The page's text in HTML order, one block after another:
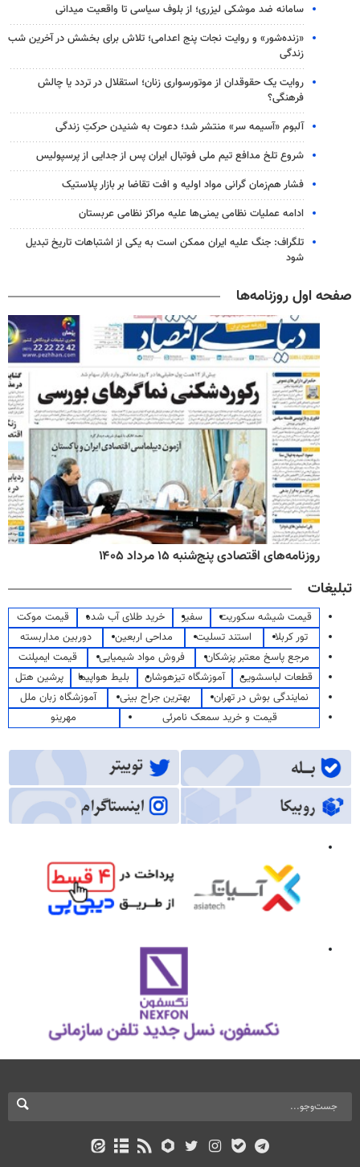
سامانه ضد موشکی لیزری؛ از بلوف سیاسی تا واقعیت میدانی
«زنده‌شور» و روایت نجات پنج اعدامی؛ تلاش برای بخشش در آخرین شب
زندگی
روایت یک حقوقدان از موتورسواری زنان؛ استقلال در تردد یا چالش
فرهنگی؟
آلبوم «آسیمه سر» منتشر شد؛ دعوت به شنیدن حرکتِ زندگی
شروع تلخ مدافع تیم ملی فوتبال ایران پس از جدایی از پرسپولیس
فشار هم‌زمان گرانی مواد اولیه و افت تقاضا بر بازار پلاستیک
ادامه عملیات نظامی یمنی‌ها علیه مراکز نظامی عربستان
تلگراف: جنگ علیه ایران ممکن است به یکی از اشتباهات تاریخ تبدیل
شود
صفحه اول روزنامه‌ها
روزنامه‌های اقتصادی پنج‌شنبه ۱۵ مرداد ۱۴۰۵
تبلیغات
قیمت شیشه سکوریت سفیر خرید طلای آب شده
قیمت موکت
تور کربلا
استند تسلیت مداحی اربعین
دوربین مداربسته
مرجع پاسخ معتبر پزشکان
فروش مواد شیمیایی
قیمت ایمپلنت
قطعات لباسشویی
آموزشگاه تیزهوشان بلیط هواپیما
پرشین هتل
نمایندگی بوش در تهران
بهترین جراح بینی
آموزشگاه زبان ملل
قیمت و خرید سمعک نامرئی
مهرینو